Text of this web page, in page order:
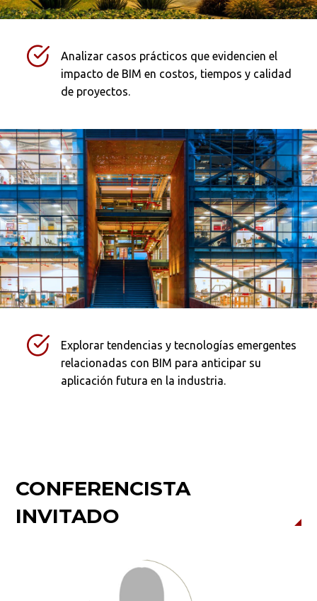
Analizar casos prácticos que evidencien el
impacto de BIM en costos, tiempos y calidad
de proyectos.
Explorar tendencias y tecnologías emergentes
relacionadas con BIM para anticipar su
aplicación futura en la industria.
CONFERENCISTA
INVITADO